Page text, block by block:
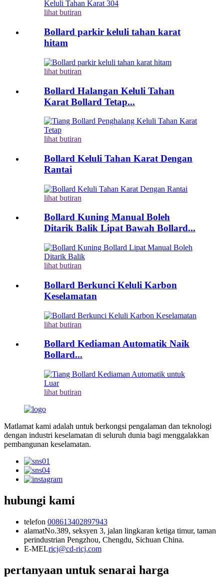
lihat butiran
Bollard parkir keluli tahan karat
hitam
lihat butiran
Bollard Halangan Keluli Tahan
Karat Bollard Tetap...
lihat butiran
Bollard Keluli Tahan Karat Dengan
Rantai
lihat butiran
Bollard Kuning Manual Boleh
Ditarik Balik Lipat Bawah Bollard...
lihat butiran
Bollard Berkunci Keluli Karbon
Keselamatan
lihat butiran
Bollard Kediaman Automatik Naik
Bollard...
lihat butiran
Matlamat kami adalah untuk berkongsi pengalaman dan teknologi
dengan industri keselamatan di seluruh dunia bagi menggalakkan
pembangunan keselamatan.
hubungi kami
telefon 008613402897943
alamatNo.389, seksyen 3, jalan lingkaran ketiga timur, taman
perindustrian Pengzhou, Chengdu, Sichuan China.
E-MELricj@cd-ricj.com
pertanyaan untuk senarai harga